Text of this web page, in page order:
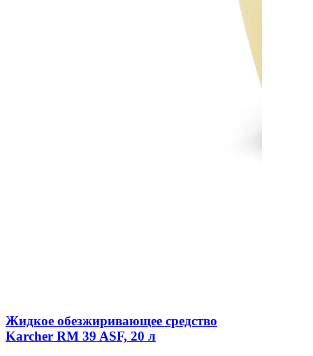
Жидкое обезжиривающее средство
Karcher RM 39 ASF, 20 л